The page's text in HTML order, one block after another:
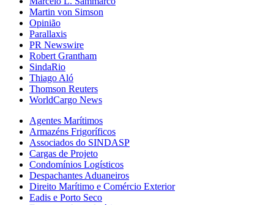
Martin von Simson
Opinião
Parallaxis
PR Newswire
Robert Grantham
SindaRio
Thiago Aló
Thomson Reuters
WorldCargo News
Agentes Marítimos
Armazéns Frigoríficos
Associados do SINDASP
Cargas de Projeto
Condomínios Logísticos
Despachantes Aduaneiros
Direito Marítimo e Comércio Exterior
Eadis e Porto Seco